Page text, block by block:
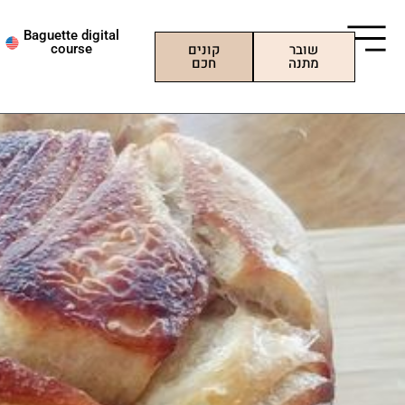
לתוכן
שובר
מתנה
קונים
חכם
Baguette digital
course